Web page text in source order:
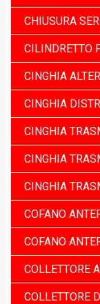
CHIUSURA
CILINDRETTO
CINGHIA
CINGHIA
CINGHIA
CINGHIA
CINGHIA
COFANO
COFANO
COLLETTORE
COLLETTORE